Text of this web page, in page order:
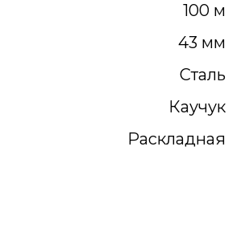
100 м
43 мм
Сталь
Каучук
Раскладная